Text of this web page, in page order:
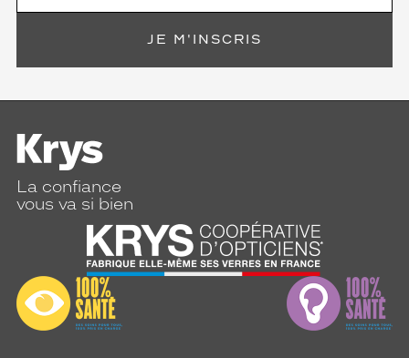
JE M'INSCRIS
La confiance
vous va si bien